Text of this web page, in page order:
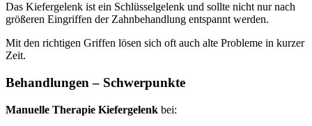
Das Kiefergelenk ist ein Schlüsselgelenk und sollte nicht nur nach
größeren Eingriffen der Zahnbehandlung entspannt werden.
Mit den richtigen Griffen lösen sich oft auch alte Probleme in kurzer
Zeit.
Behandlungen – Schwerpunkte
Manuelle Therapie Kiefergelenk bei: